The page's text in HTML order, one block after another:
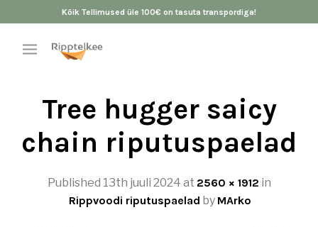
Kõik Tellimused üle 100€ on tasuta transpordiga!
Tree hugger saicy
chain riputuspaelad
Published 13th juuli 2024 at 2560 × 1912 in
Rippvoodi riputuspaelad by MArko